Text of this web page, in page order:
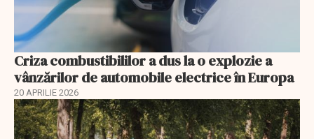
Criza combustibililor a dus la o explozie a
vânzărilor de automobile electrice în Europa
20 APRILIE 2026